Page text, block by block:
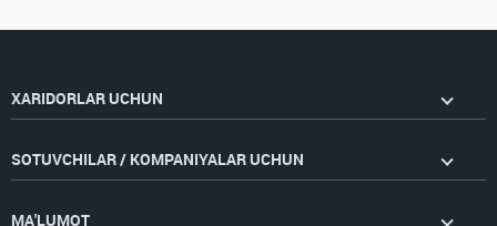
XARIDORLAR UCHUN
SOTUVCHILAR / KOMPANIYALAR UCHUN
MA'LUMOT